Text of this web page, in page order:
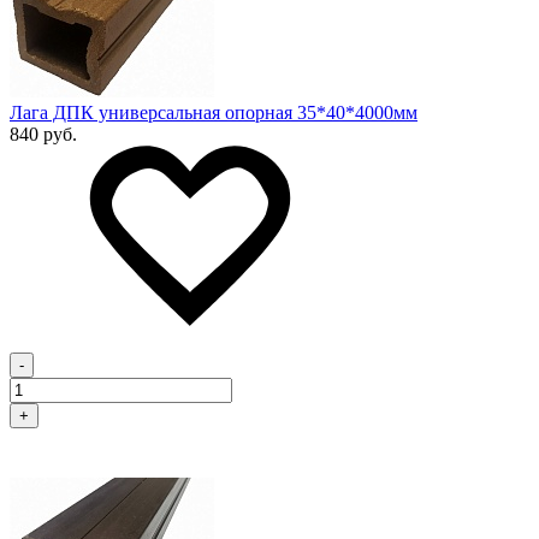
Лага ДПК универсальная опорная 35*40*4000мм
840 руб.
-
+